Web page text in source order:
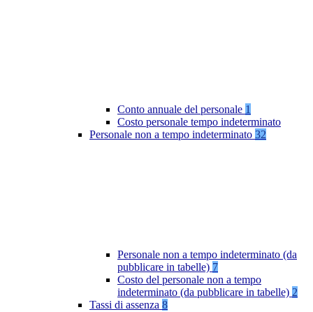
Conto annuale del personale 1
Costo personale tempo indeterminato
Personale non a tempo indeterminato 32
Personale non a tempo indeterminato (da
pubblicare in tabelle) 7
Costo del personale non a tempo
indeterminato (da pubblicare in tabelle) 2
Tassi di assenza 8